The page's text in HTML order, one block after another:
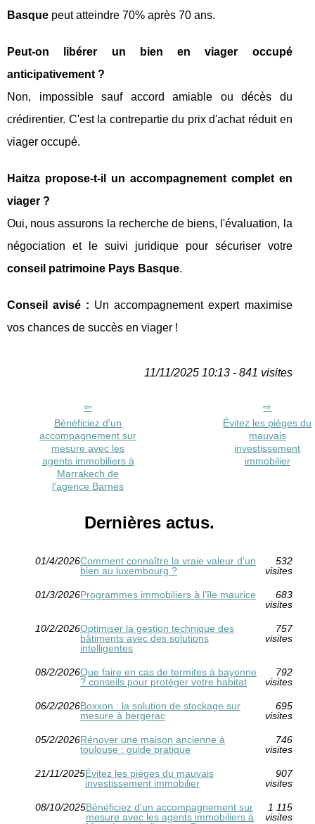
Basque peut atteindre 70% après 70 ans.
Peut-on libérer un bien en viager occupé
anticipativement ?
Non, impossible sauf accord amiable ou décès du
crédirentier. C'est la contrepartie du prix d'achat réduit en
viager occupé.
Haitza propose-t-il un accompagnement complet en
viager ?
Oui, nous assurons la recherche de biens, l'évaluation, la
négociation et le suivi juridique pour sécuriser votre
conseil patrimoine Pays Basque.
Conseil avisé : Un accompagnement expert maximise
vos chances de succès en viager !
11/11/2025 10:13 - 841 visites
Bénéficiez d'un
accompagnement sur
mesure avec les
agents immobiliers à
Marrakech de
l'agence Barnes
Évitez les pièges du
mauvais
investissement
immobilier
Dernières actus.
01/4/2026Comment connaître la vraie valeur d’un
bien au luxembourg ?
532
visites
01/3/2026Programmes immobiliers à l’île maurice
683
visites
10/2/2026Optimiser la gestion technique des
bâtiments avec des solutions
intelligentes
757
visites
08/2/2026Que faire en cas de termites à bayonne
? conseils pour protéger votre habitat
792
visites
06/2/2026Boxxon : la solution de stockage sur
mesure à bergerac
695
visites
05/2/2026Rénover une maison ancienne à
toulouse : guide pratique
746
visites
21/11/2025Évitez les pièges du mauvais
investissement immobilier
907
visites
08/10/2025Bénéficiez d'un accompagnement sur
mesure avec les agents immobiliers à
1 115
visites